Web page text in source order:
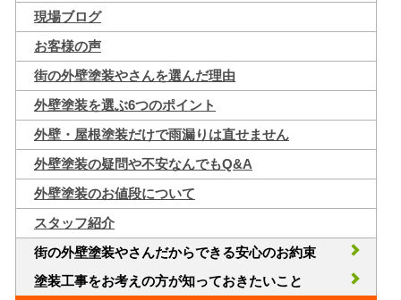
現場ブログ
お客様の声
街の外壁塗装やさんを選んだ理由
外壁塗装を選ぶ6つのポイント
外壁・屋根塗装だけで雨漏りは直せません
外壁塗装の疑問や不安なんでもQ&A
外壁塗装のお値段について
スタッフ紹介
街の外壁塗装やさんだからできる安心のお約束
塗装工事をお考えの方が知っておきたいこと